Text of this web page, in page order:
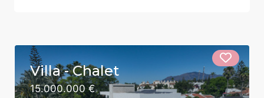
Villa - Chalet
15.000.000 €